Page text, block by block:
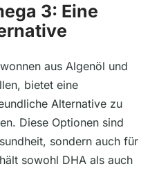
3: Eine
aus Algenöl und
bietet eine
Alternative zu
Diese Optionen sind
sondern auch für
sowohl DHA als auch